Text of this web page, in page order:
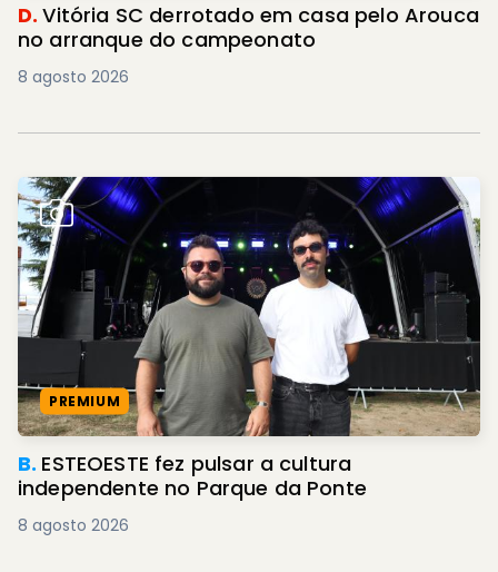
D.Vitória SC derrotado em casa pelo Arouca
no arranque do campeonato
8 agosto 2026
PREMIUM
B. ESTEOESTE fez pulsar a cultura
independente no Parque da Ponte
8 agosto 2026